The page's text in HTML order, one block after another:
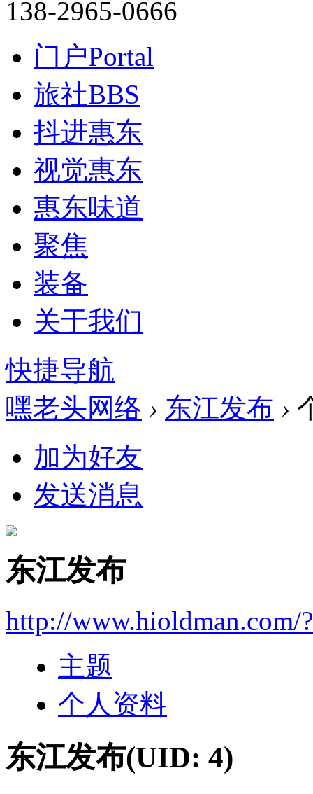
138-2965-0666
门户Portal
旅社BBS
抖进惠东
视觉惠东
惠东味道
聚焦
装备
关于我们
快捷导航
嘿老头网络 › 东江发布 ›
加为好友
发送消息
东江发布
http://www.hioldman.com/
主题
个人资料
东江发布(UID: 4)